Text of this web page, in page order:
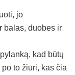
jo
balas, duobes ir
kad būtų
to žiūri, kas čia